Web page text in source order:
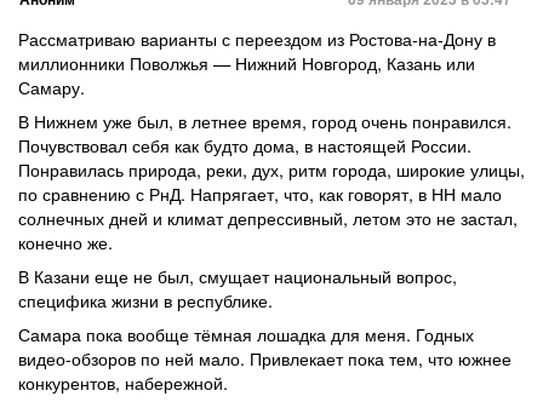
Рассматриваю варианты с переездом из Ростова-на-Дону в
миллионники Поволжья — Нижний Новгород, Казань или
Самару.
В Нижнем уже был, в летнее время, город очень понравился.
Почувствовал себя как будто дома, в настоящей России.
Понравилась природа, реки, дух, ритм города, широкие улицы,
по сравнению с РнД. Напрягает, что, как говорят, в НН мало
солнечных дней и климат депрессивный, летом это не застал,
конечно же.
В Казани еще не был, смущает национальный вопрос,
специфика жизни в республике.
Самара пока вообще тёмная лошадка для меня. Годных
видео-обзоров по ней мало. Привлекает пока тем, что южнее
конкурентов, набережной.